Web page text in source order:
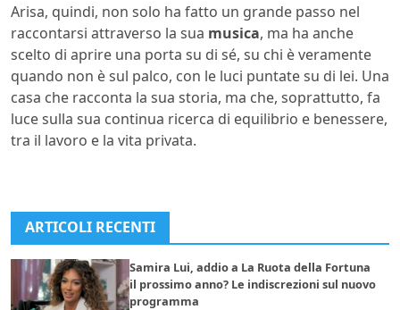
Arisa, quindi, non solo ha fatto un grande passo nel
raccontarsi attraverso la sua musica, ma ha anche
scelto di aprire una porta su di sé, su chi è veramente
quando non è sul palco, con le luci puntate su di lei. Una
casa che racconta la sua storia, ma che, soprattutto, fa
luce sulla sua continua ricerca di equilibrio e benessere,
tra il lavoro e la vita privata.
ARTICOLI RECENTI
Samira Lui, addio a La Ruota della Fortuna
il prossimo anno? Le indiscrezioni sul nuovo
programma